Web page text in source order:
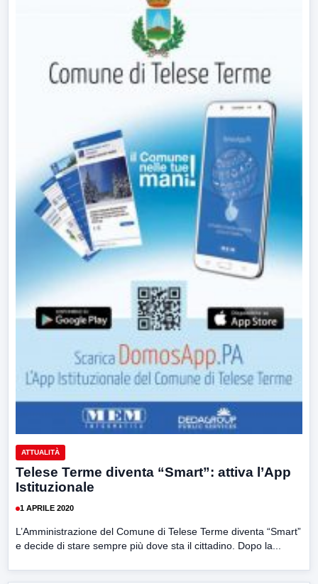
ATTUALITÀ
Telese Terme diventa “Smart”: attiva l’App
Istituzionale
1 APRILE 2020
L’Amministrazione del Comune di Telese Terme diventa “Smart”
e decide di stare sempre più dove sta il cittadino. Dopo la...